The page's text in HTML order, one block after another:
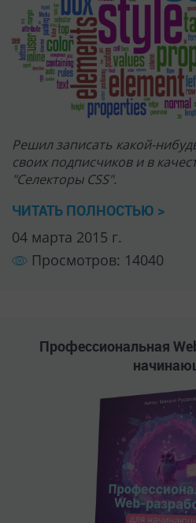
Решил записать какой-
своих подписчиков и в
"Селекторы CSS".
ЧИТАТЬ ПОЛНОСТЬЮ >
04 марта 2015 г.
Просмотров: 14040
Профессиональная